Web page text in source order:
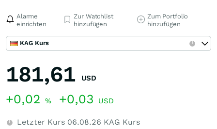
Alarme
einrichten
Zur Watchlist
hinzufügen
Zum Portfolio
hinzufügen
KAG Kurs
181,61 USD
+0,02 % +0,03 USD
Letzter Kurs 06.08.26 KAG Kurs